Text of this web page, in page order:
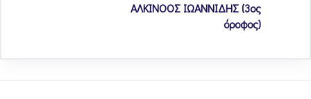
ΑΛΚΙΝΟΟΣ ΙΩΑΝΝΙΔΗΣ (3ος
όροφος)